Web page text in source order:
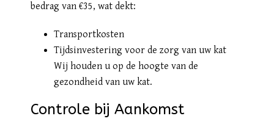
bedrag van €35, wat dekt:
Transportkosten
Tijdsinvestering voor de zorg van uw kat
Wij houden u op de hoogte van de
gezondheid van uw kat.
Controle bij Aankomst